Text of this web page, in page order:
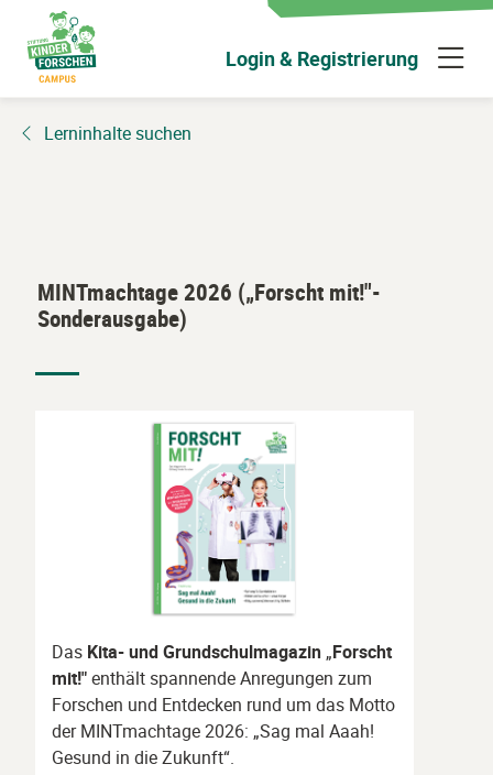
Hauptinhalt
wechseln
Login & Registrierung
Lerninhalte suchen
MINTmachtage 2026 („Forscht mit!"-
Sonderausgabe)
Das Kita- und Grundschulmagazin „Forscht
mit!"enthält spannende Anregungen zum
Forschen und Entdecken rund um das Motto
der MINTmachtage 2026: „Sag mal Aaah!
Gesund in die Zukunft“.